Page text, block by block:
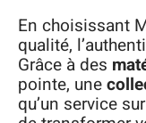
En choisissant
qualité,
Grâce à des
pointe, une
qu’un service